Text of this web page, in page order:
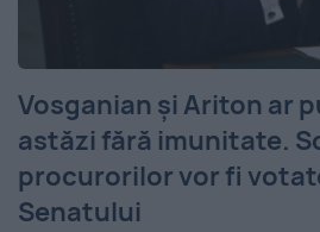
Vosganian şi Ariton ar
astăzi fără imunitate.
procurorilor vor fi
Senatului